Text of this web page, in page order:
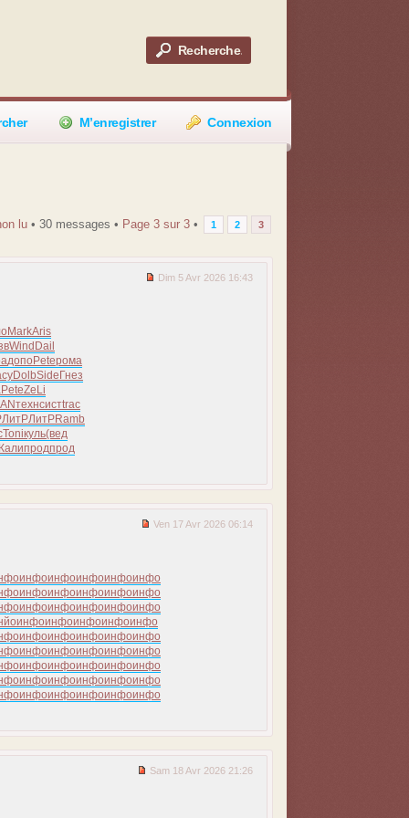
Connexion
M’enregistrer
lu• 30 messages • Page 3sur 3• 1 2 3
Dim 5 Avr 2026 16:43
MarkAris
Wind Dail
допо Peteрома
DolbSide Гнез
PeteZeLi
технсистtrac
ЛитРЛитРRamb
Toniкуль(вед
продпрод
Ven 17 Avr 2026 06:14
инфоинфоинфоинфоинфо
инфоинфоинфоинфоинфо
инфоинфоинфоинфоинфо
инфоинфоинфоинфоинфо
инфоинфоинфоинфоинфо
инфоинфоинфоинфоинфо
инфоинфоинфоинфоинфо
инфоинфоинфоинфоинфо
инфоинфоинфоинфоинфо
Sam 18 Avr 2026 21:26